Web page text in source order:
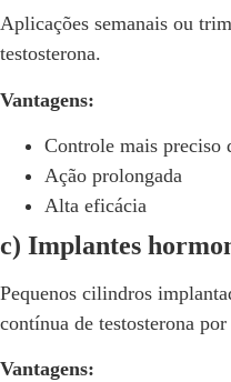
Aplicações semanais ou
testosterona.
Vantagens:
Controle mais preciso
Ação prolongada
Alta eficácia
c) Implantes
Pequenos cilindros
contínua de testosterona por
Vantagens: